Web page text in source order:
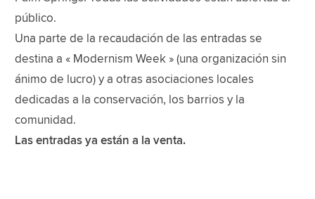
público.
Una parte de la recaudación de las entradas se
destina a « Modernism Week » (una organización sin
ánimo de lucro) y a otras asociaciones locales
dedicadas a la conservación, los barrios y la
comunidad.
Las entradas ya están a la venta.